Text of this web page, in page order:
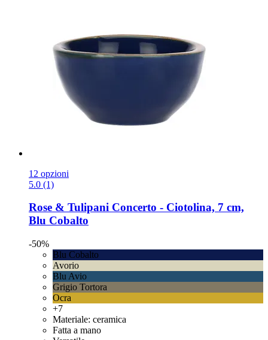
12 opzioni
5.0 (1)
Rose & Tulipani Concerto -​ Ciotolina, 7 cm,
Blu Cobalto
-50%
Blu Cobalto
Avorio
Blu Avio
Grigio Tortora
Ocra
+7
Materiale: ceramica
Fatta a mano